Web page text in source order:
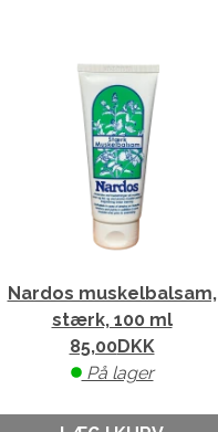
Nardos muskelbalsam,
stærk, 100 ml
85,00DKK
På lager